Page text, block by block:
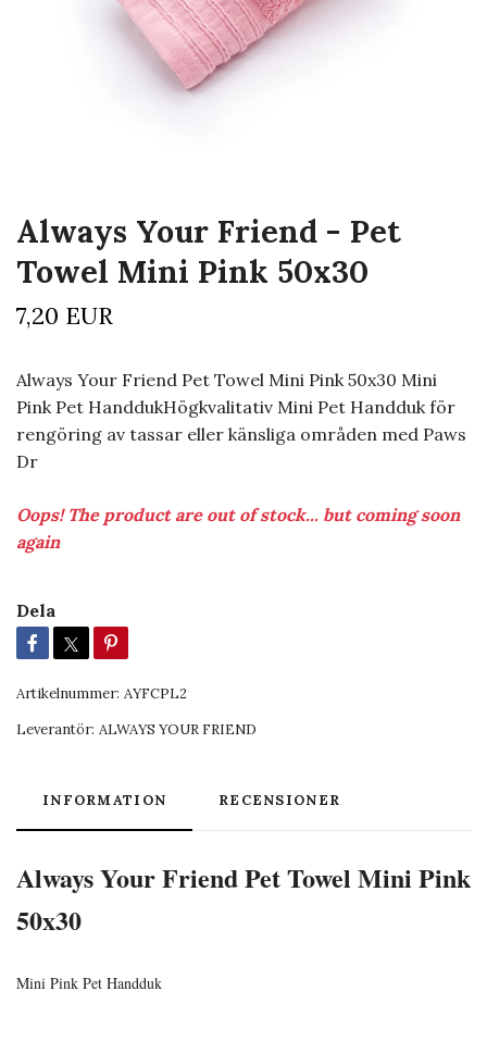
Always Your Friend - Pet
Towel Mini Pink 50x30
7,20 EUR
Always Your Friend Pet Towel Mini Pink 50x30 Mini
Pink Pet HanddukHögkvalitativ Mini Pet Handduk för
rengöring av tassar eller känsliga områden med Paws
Dr
Oops! The product are out of stock... but coming soon
again
Dela
Artikelnummer: AYFCPL2
Leverantör: ALWAYS YOUR FRIEND
INFORMATION RECENSIONER
Always Your Friend Pet Towel Mini Pink
50x30
Mini Pink Pet Handduk